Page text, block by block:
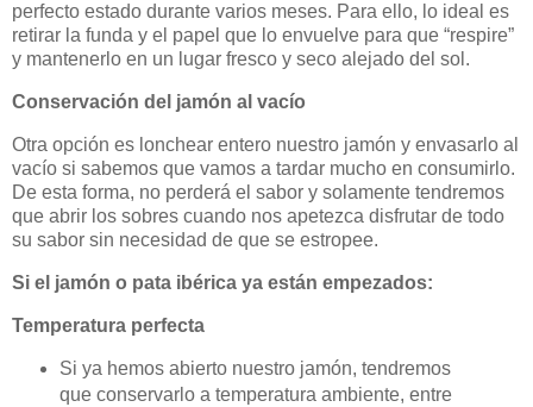
perfecto estado durante varios meses. Para ello, lo ideal es
retirar la funda y el papel que lo envuelve para que “respire”
y mantenerlo en un lugar fresco y seco alejado del sol.
Conservación del jamón al vacío
Otra opción es lonchear entero nuestro jamón y envasarlo al
vacío si sabemos que vamos a tardar mucho en consumirlo.
De esta forma, no perderá el sabor y solamente tendremos
que abrir los sobres cuando nos apetezca disfrutar de todo
su sabor sin necesidad de que se estropee.
Si el jamón o pata ibérica ya están empezados:
Temperatura perfecta
Si ya hemos abierto nuestro jamón, tendremos
que conservarlo a temperatura ambiente, entre